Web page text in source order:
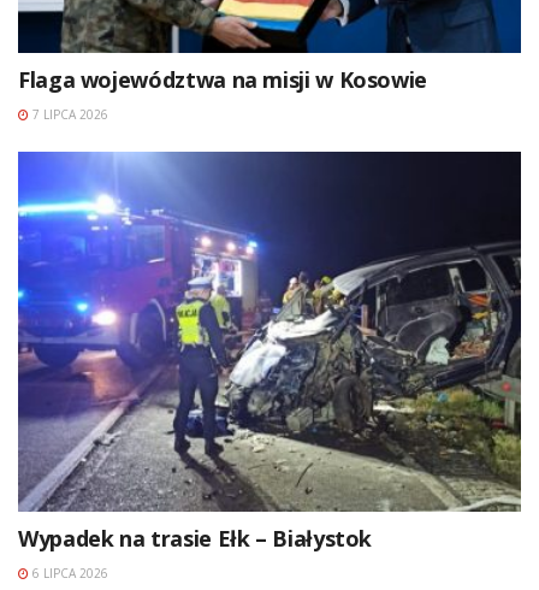
Flaga województwa na misji w Kosowie
7 LIPCA 2026
Wypadek na trasie Ełk – Białystok
6 LIPCA 2026